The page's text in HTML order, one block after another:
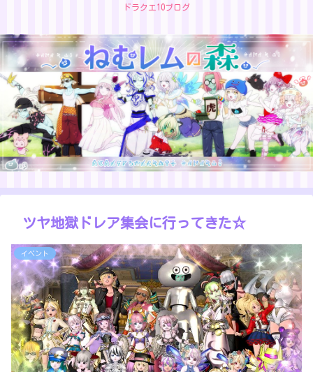
ドラクエ10ブログ
ツヤ地獄ドレア集会に行ってきた☆
イベント